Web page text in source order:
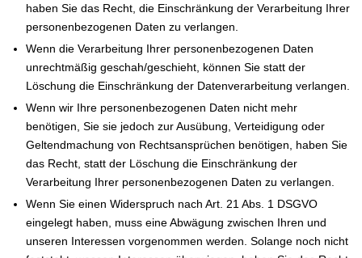
haben Sie das Recht, die Einschränkung der Verarbeitung Ihrer
personenbezogenen Daten zu verlangen.
Wenn die Verarbeitung Ihrer personenbezogenen Daten
unrechtmäßig geschah/geschieht, können Sie statt der
Löschung die Einschränkung der Datenverarbeitung verlangen.
Wenn wir Ihre personenbezogenen Daten nicht mehr
benötigen, Sie sie jedoch zur Ausübung, Verteidigung oder
Geltendmachung von Rechtsansprüchen benötigen, haben Sie
das Recht, statt der Löschung die Einschränkung der
Verarbeitung Ihrer personenbezogenen Daten zu verlangen.
Wenn Sie einen Widerspruch nach Art. 21 Abs. 1 DSGVO
eingelegt haben, muss eine Abwägung zwischen Ihren und
unseren Interessen vorgenommen werden. Solange noch nicht